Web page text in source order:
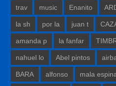
trav music Enanito
la sh por la juan t
amanda p la fanfar
nahuel lo Abel pintos
BARA alfonso mala